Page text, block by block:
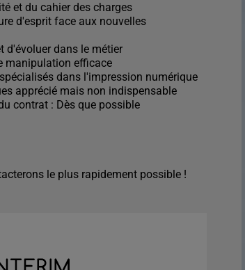
et du cahier des charges
d'esprit face aux nouvelles
d'évoluer dans le métier
manipulation efficace
dans l'impression numérique
apprécié mais non indispensable
contrat : Dès que possible
le plus rapidement possible !